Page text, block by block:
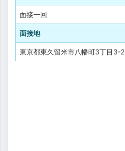
面接一回
面接地
東京都東久留米市八幡町3丁目3-2